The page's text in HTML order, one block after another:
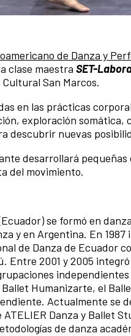
de Danza y
clase maestra SET-
San Marcos.
en las prácticas
exploración somática,
descubrir nuevas
desarrollará pequeñas
del movimiento.
se formó en
y en Argentina. En
de Danza de Ecuador
Entre 2001 y 2005
Humanizarte, el
Actualmente se
Danza y Ballet
de danza